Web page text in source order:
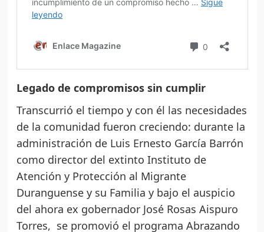
Legado de compromisos sin cumplir
Transcurrió el tiempo y con él las necesidades
de la comunidad fueron creciendo: durante la
administración de Luis Ernesto García Barrón
como director del extinto Instituto de
Atención y Protección al Migrante
Duranguense y su Familia y bajo el auspicio
del ahora ex gobernador José Rosas Aispuro
Torres, se promovió el programa Abrazando